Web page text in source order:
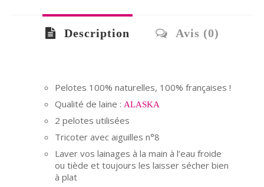
Description Avis (0)
Pelotes 100% naturelles, 100% françaises !
Qualité de laine : ALASKA
2 pelotes utilisées
Tricoter avec aiguilles n°8
Laver vos lainages à la main à l’eau froide
ou tiède et toujours les laisser sécher bien
à plat